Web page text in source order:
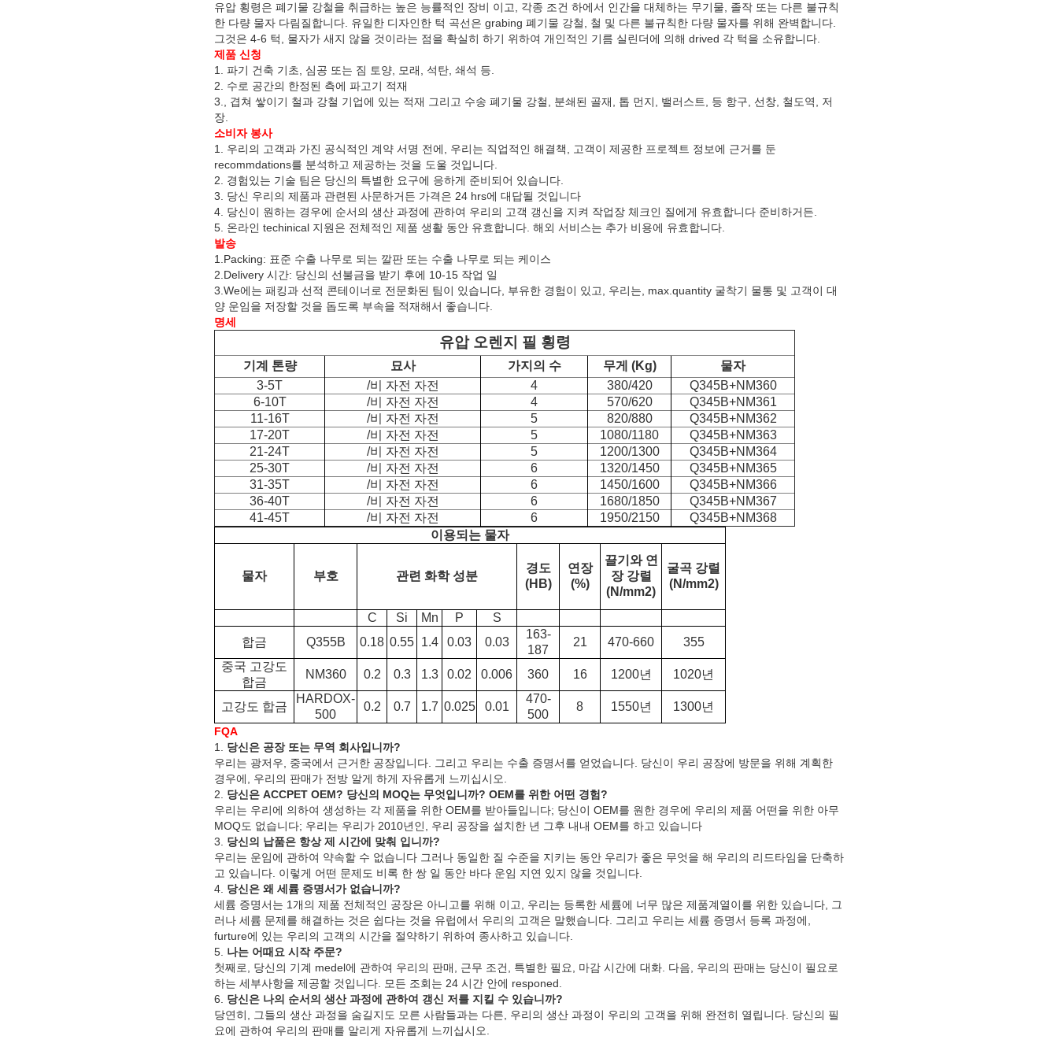
유압 횡령은 폐기물 강철을 취급하는 높은 능률적인 장비 이고, 각종 조건 하에서 인간을 대체하는 무기물, 졸작 또는 다른 불규칙
한 다량 물자 다림질합니다. 유일한 디자인한 턱 곡선은 grabing 폐기물 강철, 철 및 다른 불규칙한 다량 물자를 위해 완벽합니다.
그것은 4-6 턱, 물자가 새지 않을 것이라는 점을 확실히 하기 위하여 개인적인 기름 실린더에 의해 drived 각 턱을 소유합니다.
제품 신청
1. 파기 건축 기초, 심공 또는 짐 토양, 모래, 석탄, 쇄석 등.
2. 수로 공간의 한정된 측에 파고기 적재
3., 겹쳐 쌓이기 철과 강철 기업에 있는 적재 그리고 수송 폐기물 강철, 분쇄된 골재, 톱 먼지, 밸러스트, 등 항구, 선창, 철도역, 저
장.
소비자 봉사
1. 우리의 고객과 가진 공식적인 계약 서명 전에, 우리는 직업적인 해결책, 고객이 제공한 프로젝트 정보에 근거를 둔
recommdations를 분석하고 제공하는 것을 도울 것입니다.
2. 경험있는 기술 팀은 당신의 특별한 요구에 응하게 준비되어 있습니다.
3. 당신 우리의 제품과 관련된 사문하거든 가격은 24 hrs에 대답될 것입니다
4. 당신이 원하는 경우에 순서의 생산 과정에 관하여 우리의 고객 갱신을 지켜 작업장 체크인 질에게 유효합니다 준비하거든.
5. 온라인 techinical 지원은 전체적인 제품 생활 동안 유효합니다. 해외 서비스는 추가 비용에 유효합니다.
발송
1.Packing: 표준 수출 나무로 되는 깔판 또는 수출 나무로 되는 케이스
2.Delivery 시간: 당신의 선불금을 받기 후에 10-15 작업 일
3.We에는 패킹과 선적 콘테이너로 전문화된 팀이 있습니다, 부유한 경험이 있고, 우리는, max.quantity 굴착기 물통 및 고객이 대
양 운임을 저장할 것을 돕도록 부속을 적재해서 좋습니다.
명세
유압 오렌지 필 횡령
기계 톤량 묘사 가지의 수 무게 (Kg)
물자
3-5T
/비 자전 자전 4 380/420
Q345B+NM360
6-10T
/비 자전 자전 4 570/620
Q345B+NM361
11-16T
/비 자전 자전 5 820/880
Q345B+NM362
17-20T
/비 자전 자전 5 1080/1180
Q345B+NM363
21-24T
/비 자전 자전 5 1200/1300
Q345B+NM364
25-30T
/비 자전 자전 6 1320/1450
Q345B+NM365
31-35T
/비 자전 자전 6 1450/1600
Q345B+NM366
36-40T
/비 자전 자전 6 1680/1850
Q345B+NM367
41-45T
/비 자전 자전 6 1950/2150
Q345B+NM368
이용되는 물자
물자 부호 관련 화학 성분
경도
(HB)
연장
(%)
끌기와 연
장 강렬
(N/mm2)
굴곡 강렬
(N/mm2)
C Si Mn P
S
합금
Q355B 0.18 0.55 1.4 0.03 0.03
163-
187
21 470-660
355
중국 고강도
합금
NM360 0.2 0.3 1.3 0.02 0.006 360 16 1200년 1020년
고강도 합금
HARDOX-
500
0.2 0.7 1.7 0.025 0.01
470-
500
8 1550년 1300년
FQA
1. 당신은 공장 또는 무역 회사입니까?
우리는 광저우, 중국에서 근거한 공장입니다. 그리고 우리는 수출 증명서를 얻었습니다. 당신이 우리 공장에 방문을 위해 계획한
경우에, 우리의 판매가 전방 알게 하게 자유롭게 느끼십시오.
2. 당신은 ACCPET OEM? 당신의 MOQ는 무엇입니까? OEM를 위한 어떤 경험?
우리는 우리에 의하여 생성하는 각 제품을 위한 OEM를 받아들입니다; 당신이 OEM를 원한 경우에 우리의 제품 어떤을 위한 아무
MOQ도 없습니다; 우리는 우리가 2010년인, 우리 공장을 설치한 년 그후 내내 OEM를 하고 있습니다
3. 당신의 납품은 항상 제 시간에 맞춰 입니까?
우리는 운임에 관하여 약속할 수 없습니다 그러나 동일한 질 수준을 지키는 동안 우리가 좋은 무엇을 해 우리의 리드타임을 단축하
고 있습니다. 이렇게 어떤 문제도 비록 한 쌍 일 동안 바다 운임 지연 있지 않을 것입니다.
4. 당신은 왜 세륨 증명서가 없습니까?
세륨 증명서는 1개의 제품 전체적인 공장은 아니고를 위해 이고, 우리는 등록한 세륨에 너무 많은 제품계열이를 위한 있습니다, 그
러나 세륨 문제를 해결하는 것은 쉽다는 것을 유럽에서 우리의 고객은 말했습니다. 그리고 우리는 세륨 증명서 등록 과정에,
furture에 있는 우리의 고객의 시간을 절약하기 위하여 종사하고 있습니다.
5. 나는 어때요 시작 주문?
첫째로, 당신의 기계 medel에 관하여 우리의 판매, 근무 조건, 특별한 필요, 마감 시간에 대화. 다음, 우리의 판매는 당신이 필요로
하는 세부사항을 제공할 것입니다. 모든 조회는 24 시간 안에 responed.
6. 당신은 나의 순서의 생산 과정에 관하여 갱신 저를 지킬 수 있습니까?
당연히, 그들의 생산 과정을 숨길지도 모른 사람들과는 다른, 우리의 생산 과정이 우리의 고객을 위해 완전히 열립니다. 당신의 필
요에 관하여 우리의 판매를 알리게 자유롭게 느끼십시오.